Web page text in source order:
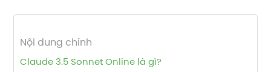
Nội dung chính
Claude 3.5 Sonnet Online là gì?